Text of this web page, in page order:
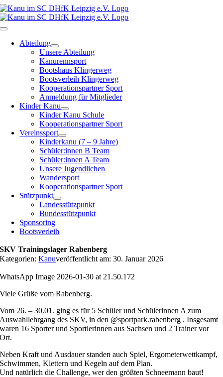
Zum
Inhalt
springen
Toggle
NavigationAbteilung
Unsere Abteilung
Kanurennsport
Bootshaus Klingerweg
Bootsverleih Klingerweg
Kooperationspartner Sport
Anmeldung für Mitglieder
Kinder Kanu
Kinder Kanu Schule
Kooperationspartner Sport
Vereinssport
Kinderkanu (7 – 9 Jahre)
Schüler:innen B Team
Schüler:innen A Team
Unsere Jugendlichen
Wandersport
Kooperationspartner Sport
Stützpunkt
Landesstützpunkt
Bundesstützpunkt
Sponsoring
Bootsverleih
SKV Trainingslager Rabenberg
Kategorien:Kanuveröffentlicht am: 30. Januar 2026
WhatsApp Image 2026-01-30 at 21.50.172
Viele Grüße vom Rabenberg.
Vom 26. – 30.01. ging es für 5 Schüler und Schülerinnen A zum
Auswahllehrgang des SKV, in den @sportpark.rabenberg . Insgesamt
waren 16 Sporter und Sportlerinnen aus Sachsen und 2 Trainer vor
Ort.
Neben Kraft und Ausdauer standen auch Spiel, Ergometerwettkampf,
Schwimmen, Klettern und Kegeln auf dem Plan.
Und natürlich die Challenge, wer den größten Schneemann baut!